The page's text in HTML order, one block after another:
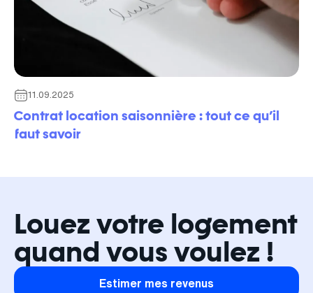
11.09.2025
Contrat location saisonnière : tout ce qu’il
faut savoir
Louez votre logement
quand vous voulez !
Estimer mes revenus